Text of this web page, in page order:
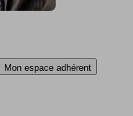
Mon espace adhérent